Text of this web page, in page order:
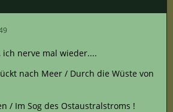
ich nerve mal wieder....
nach Meer / Durch die Wüste von
/ Im Sog des Ostaustralstroms !